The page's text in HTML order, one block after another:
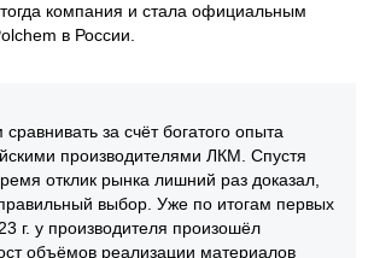
компания и стала официальным
в России.
за счёт богатого опыта
производителями ЛКМ. Спустя
отклик рынка лишний раз доказал,
выбор. Уже по итогам первых
г. у производителя произошёл
объёмов реализации материалов